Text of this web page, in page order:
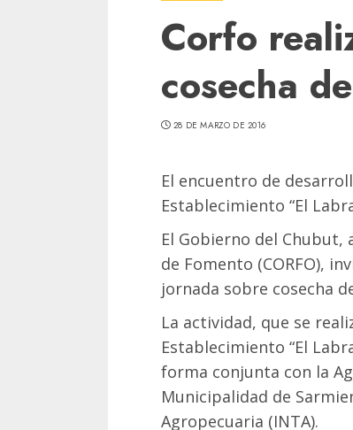
Corfo
cosecha
28 DE MARZO DE 2016
El encuentro de
Establecimiento “El
El Gobierno del Chubut,
de Fomento (CORFO),
jornada sobre cosecha
La actividad, que se
Establecimiento “El
forma conjunta con la
Municipalidad de
Agropecuaria (INTA).